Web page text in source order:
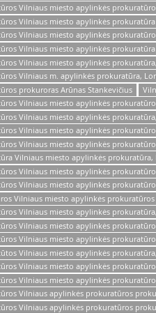
Vilniaus miesto apylinkės
Vilniaus miesto apylinkės prokuratūra
Vilniaus miesto apylinkės
Vilniaus miesto apylinkės
Vilniaus miesto apylinkės
Vilniaus m. apylinkės prokuratūra,
prokuroras Arūnas Stankevičius
Vilniaus miesto apylinkės
Vilniaus miesto apylinkės
Vilniaus miesto apylinkės
Vilniaus miesto apylinkės
Vilniaus miesto apylinkės prokuratūra,
Vilniaus miesto apylinkės
Vilniaus miesto apylinkės
Vilniaus miesto apylinkės
Vilniaus miesto apylinkės
Vilniaus miesto apylinkės
Vilniaus miesto apylinkės
Vilniaus miesto apylinkės
Vilniaus miesto apylinkės
Vilniaus miesto apylinkės
Vilniaus apylinkės prokuratūros
Vilniaus apylinkės prokuratūros